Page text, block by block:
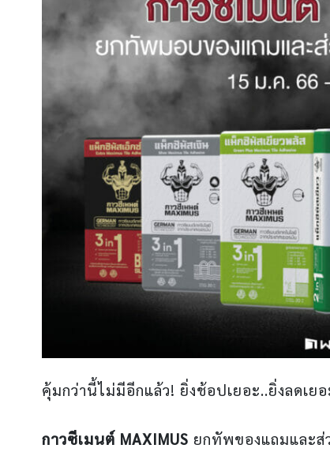
คุ้มกว่านี้ไม่มีอีกแล้ว! ยิ่งช้อปเยอะ..ยิ่งลดเยอ
กาวซีเมนต์ MAXIMUS ยกทัพของแถมและ